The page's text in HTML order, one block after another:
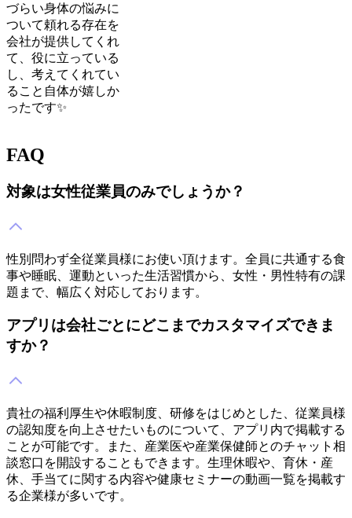
づらい身体の悩みに
ついて頼れる存在を
会社が提供してくれ
て、役に立っている
し、考えてくれてい
ること自体が嬉しか
ったです✨
FAQ
対象は女性従業員のみでしょうか？
性別問わず全従業員様にお使い頂けます。全員に共通する食
事や睡眠、運動といった生活習慣から、女性・男性特有の課
題まで、幅広く対応しております。
アプリは会社ごとにどこまでカスタマイズできま
すか？
貴社の福利厚生や休暇制度、研修をはじめとした、従業員様
の認知度を向上させたいものについて、アプリ内で掲載する
ことが可能です。また、産業医や産業保健師とのチャット相
談窓口を開設することもできます。生理休暇や、育休・産
休、手当てに関する内容や健康セミナーの動画一覧を掲載す
る企業様が多いです。